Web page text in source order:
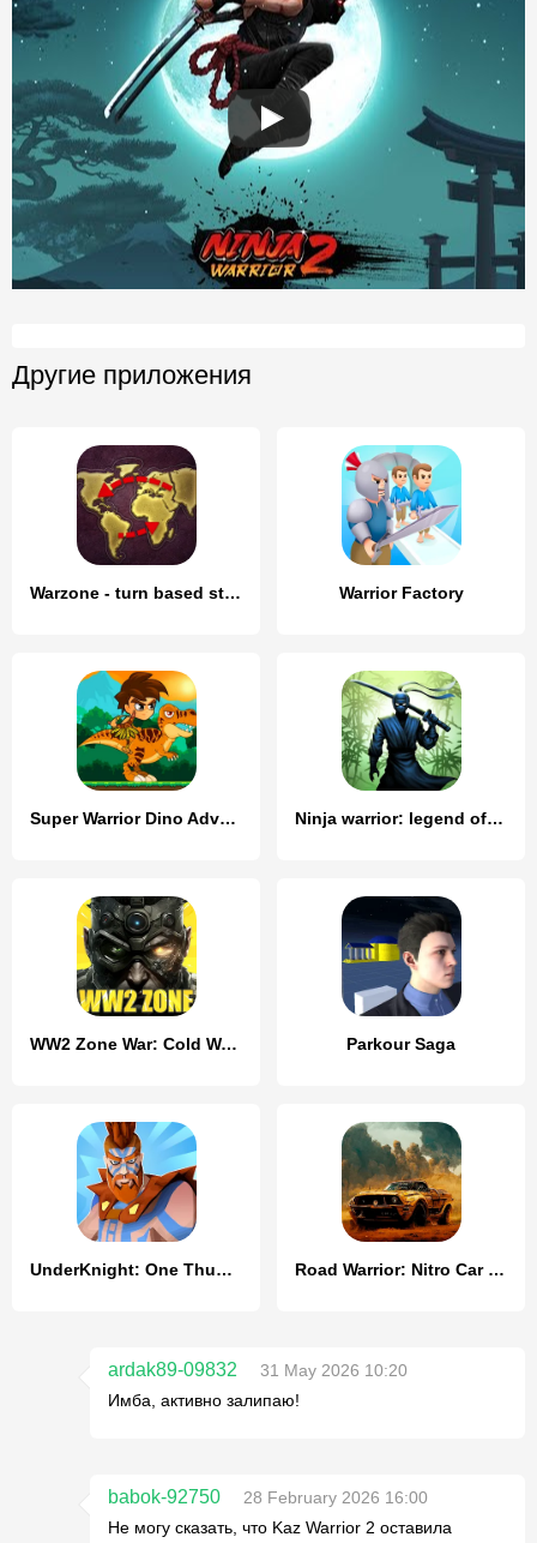
Другие приложения
Warzone - turn based strategy Warrior Factory
Super Warrior Dino Adventures Ninja warrior: legend of adven
WW2 Zone War: Cold Warzone Ops Parkour Saga
UnderKnight: One Thumb Warrior Road Warrior: Nitro Car Battle
ardak89-09832
31 May 2026 10:20
Имба, активно залипаю!
babok-92750
28 February 2026 16:00
Не могу сказать, что Kaz Warrior 2 оставила